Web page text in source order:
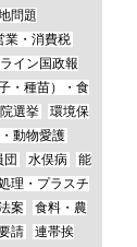
問題
業・消費税
イン国政報
・種苗）・食
選挙
環境保
動物愛護
団 水俣病
能
理・プラスチ
案
食料・農
請
連帯挨